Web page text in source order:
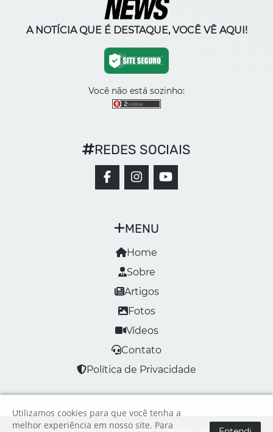
A NOTÍCIA QUE É DESTAQUE, VOCÊ VÊ AQUI!
Você não está sozinho:
MENU
Home
Sobre
Artigos
Fotos
Vídeos
Contato
Política de Privacidade
REDES SOCIAIS
Utilizamos cookies para que você tenha a
melhor experiência em nosso site. Para